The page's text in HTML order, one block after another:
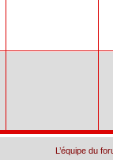
L’équipe du